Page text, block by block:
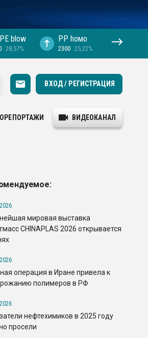
blow
28,57%
PP hомо
2300 25,22%
ВХОД / РЕГИСТРАЦИЯ
ВИДЕОКАНАЛ
мировая выставка
CHINAPLAS 2026 открывается
операция в Иране привела к
полимеров в РФ
нефтехимиков в 2025 году
просели